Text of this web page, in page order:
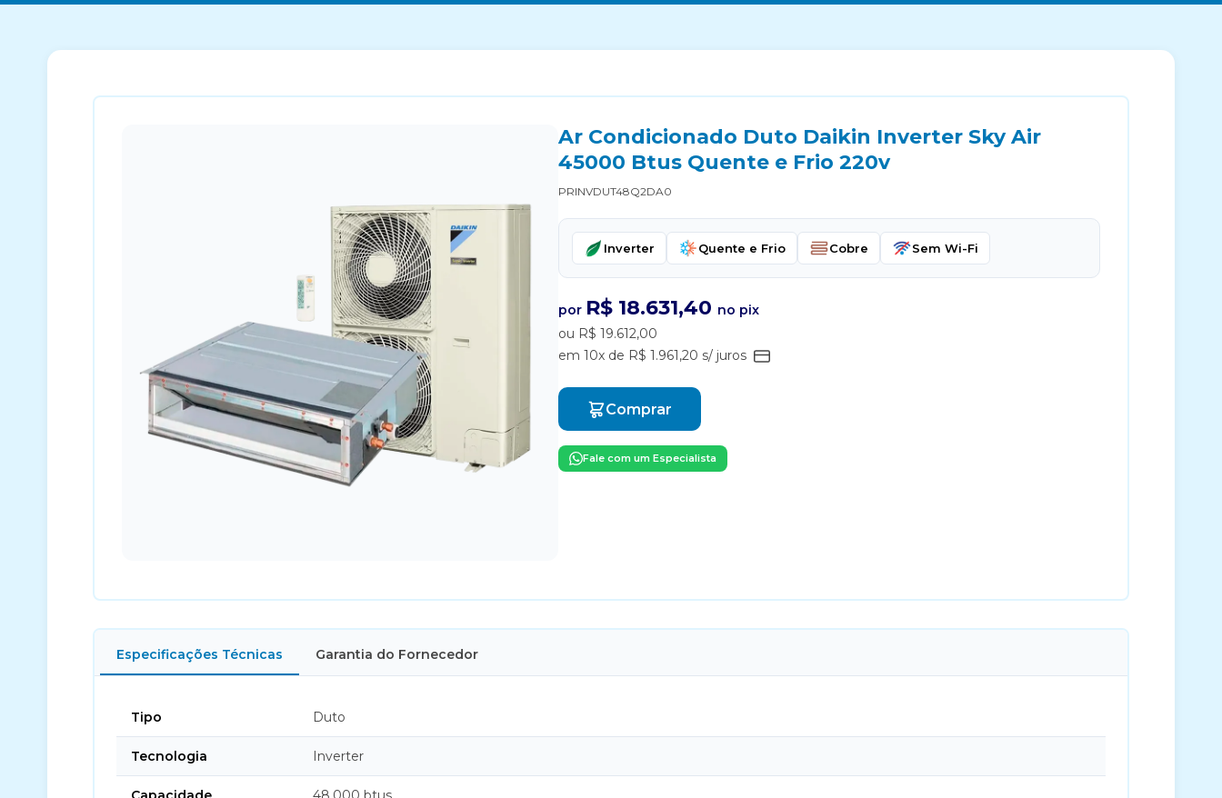
Ar Condicionado Duto Daikin Inverter Sky Air
45000 Btus Quente e Frio 220v
PRINVDUT48Q2DA0
Inverter Quente e Frio Cobre Sem Wi-Fi
por R$ 18.631,40 no pix
ou R$ 19.612,00
em 10x de R$ 1.961,20 s/ juros
Comprar
Fale com um Especialista
Especificações Técnicas Garantia do Fornecedor
Tipo Duto
Tecnologia Inverter